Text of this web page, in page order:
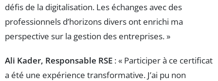
défis de la digitalisation. Les échanges avec des
professionnels d’horizons divers ont enrichi ma
perspective sur la gestion des entreprises. »
Ali Kader, Responsable RSE : « Participer à ce certificat
a été une expérience transformative. J’ai pu non